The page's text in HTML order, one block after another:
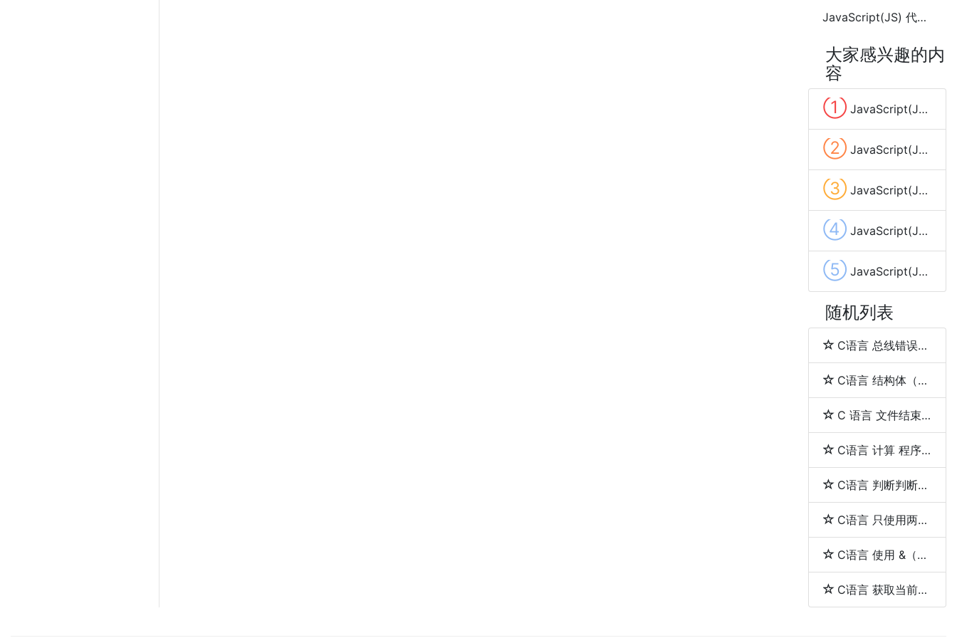
JavaScript(JS) 代码编写规范
大家感兴趣的内
容
① JavaScript(JS) date.toLocaleString()
② JavaScript(JS) date.getYear()
③ JavaScript(JS) date.getUTCHours ()
④ JavaScript(JS) date.getFullYear()
⑤ JavaScript(JS) date.setDate( dayValue )
随机列表
C语言 总线错误（bus error）与段错误（segmentation fault）
C语言 结构体（struct）和联合体（union）的区别
C 语言 文件结束（EOF）
C语言 计算 程序的执行时间
C语言 判断判断用户输入的是否是一个整数
C语言 只使用两个指针反转一个单向链表
C语言 使用 &（取地址符）和 *（解引用符）
C语言 获取当前工作目录